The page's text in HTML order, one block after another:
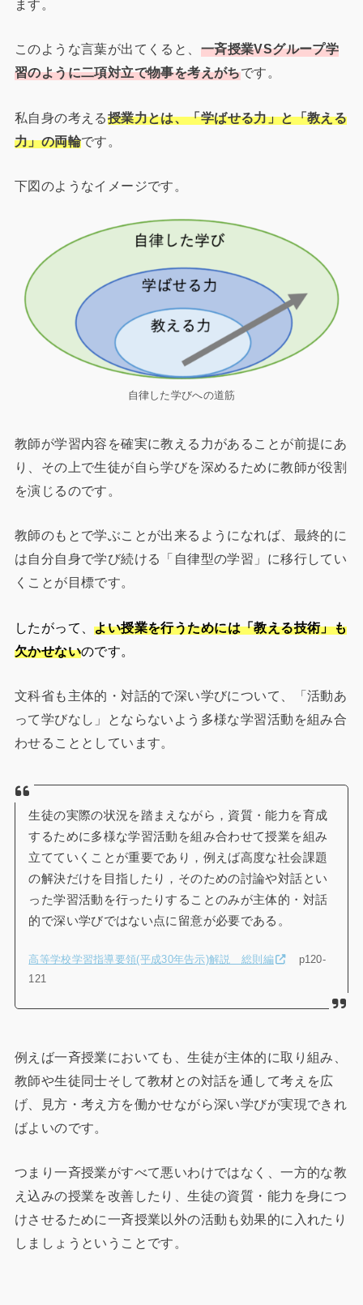
ます。
このような言葉が出てくると、 一斉授業VSグループ学
習のように二項対立で物事を考えがちです。
私自身の考える授業力とは、「学ばせる力」と「教える
力」の両輪です。
下図のようなイメージです。
自律した学びへの道筋
教師が学習内容を確実に教える力があることが前提にあ
り、その上で生徒が自ら学びを深めるために教師が役割
を演じるのです。
教師のもとで学ぶことが出来るようになれば、最終的に
は自分自身で学び続ける「自律型の学習」に移行してい
くことが目標です。
したがって、よい授業を行うためには「教える技術」も
欠かせないのです。
文科省も主体的・対話的で深い学びについて、「活動あ
って学びなし」とならないよう多様な学習活動を組み合
わせることとしています。
生徒の実際の状況を踏まえながら，資質・能力を育成
するために多様な学習活動を組み合わせて授業を組み
立てていくことが重要であり，例えば高度な社会課題
の解決だけを目指したり，そのための討論や対話とい
った学習活動を行ったりすることのみが主体的・対話
的で深い学びではない点に留意が必要である。
高等学校学習指導要領(平成30年告示)解説 総則編
p120-
121
例えば一斉授業においても、生徒が主体的に取り組み、
教師や生徒同士そして教材との対話を通して考えを広
げ、見方・考え方を働かせながら深い学びが実現できれ
ばよいのです。
つまり一斉授業がすべて悪いわけではなく、一方的な教
え込みの授業を改善したり、生徒の資質・能力を身につ
けさせるために一斉授業以外の活動も効果的に入れたり
しましょうということです。